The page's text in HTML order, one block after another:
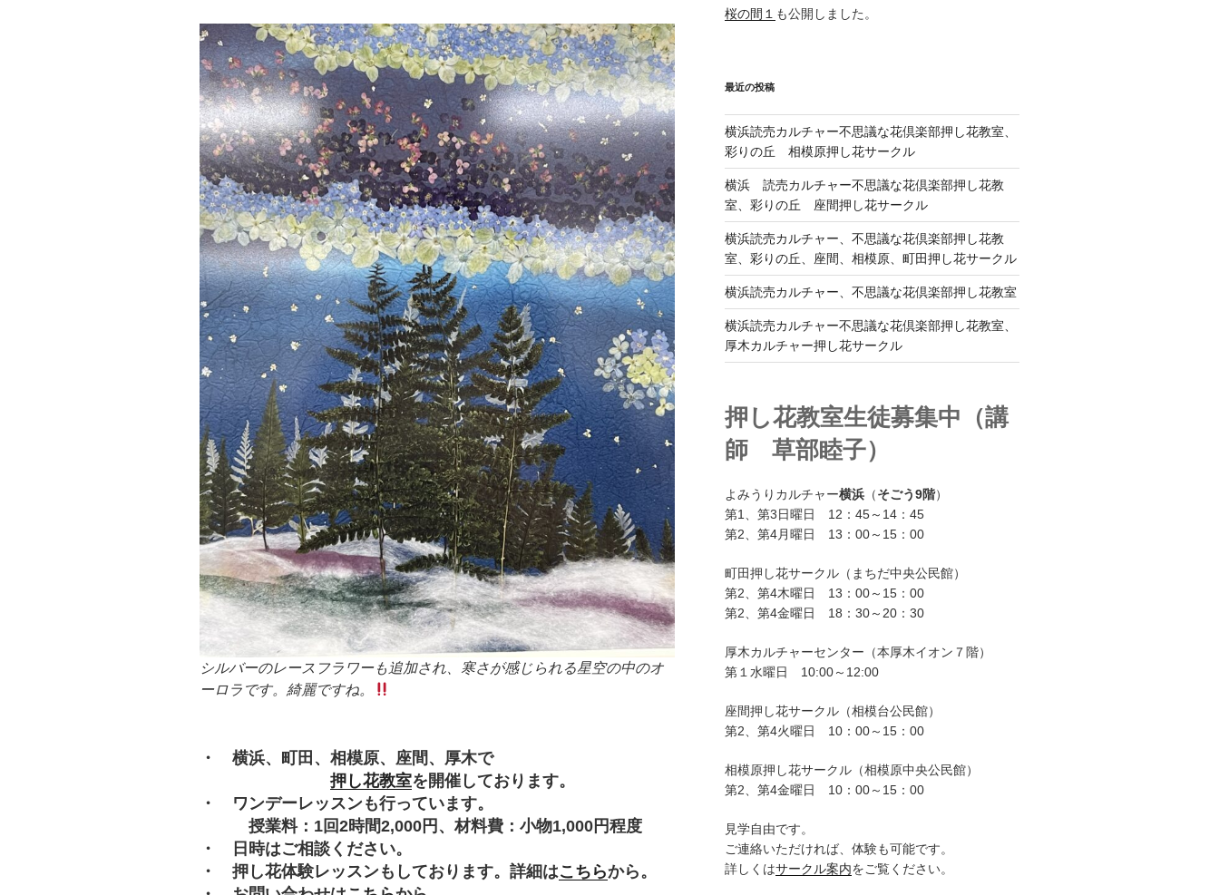
シルバーのレースフラワーも追加され、寒さが感じられる星空の中のオ
ーロラです。綺麗ですね。
・ 横浜、町田、相模原、座間、厚木で
押し花教室を開催しております。
・ ワンデーレッスンも行っています。
授業料：1回2時間2,000円、材料費：小物1,000円程度
・ 日時はご相談ください。
・ 押し花体験レッスンもしております。詳細はこちらから。
桜の間１ も公開しました。
最近の投稿
横浜読売カルチャー不思議な花倶楽部押し花教室、
彩りの丘 相模原押し花サークル
横浜 読売カルチャー不思議な花倶楽部押し花教
室、彩りの丘 座間押し花サークル
横浜読売カルチャー、不思議な花倶楽部押し花教
室、彩りの丘、座間、相模原、町田押し花サークル
横浜読売カルチャー、不思議な花倶楽部押し花教室
横浜読売カルチャー不思議な花倶楽部押し花教室、
厚木カルチャー押し花サークル
押し花教室生徒募集中（講
師 草部睦子）
よみうりカルチャー横浜（そごう9階）
第1、第3日曜日 12：45～14：45
第2、第4月曜日 13：00～15：00
町田押し花サークル（まちだ中央公民館）
第2、第4木曜日 13：00～15：00
第2、第4金曜日 18：30～20：30
厚木カルチャーセンター（本厚木イオン７階）
第１水曜日 10:00～12:00
座間押し花サークル（相模台公民館）
第2、第4火曜日 10：00～15：00
相模原押し花サークル（相模原中央公民館）
第2、第4金曜日 10：00～15：00
見学自由です。
ご連絡いただければ、体験も可能です。
詳しくはサークル案内をご覧ください。